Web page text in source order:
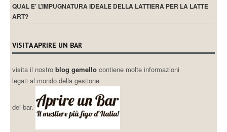
QUAL E’ L’IMPUGNATURA IDEALE DELLA LATTIERA PER LA LATTE
ART?
VISITA APRIRE UN BAR
visita il nostroblog gemellocontiene molte informazioni
legati al mondo della gestione
dei bar.